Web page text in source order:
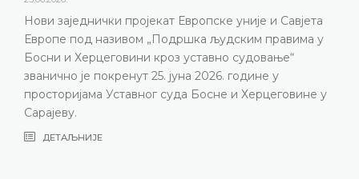
уније и Савјета
правима у
судовање“
године у
и Херцеговине у
представљени релевантна
резултати рада Уставног суда у
изазови с којима се Уставни суд
година, нарочито због
састава